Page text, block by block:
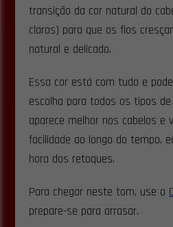
transição da cor natural do
claros) para que os fios
natural e delicado.
Essa cor está com tudo e
escolha para todos os tipos
aparece melhor nos cabelos e
facilidade ao longo do tempo,
hora dos retoques.
Para chegar neste tom, use o
prepare-se para arrasar.